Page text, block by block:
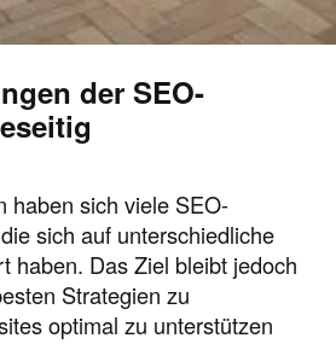
der SEO-
haben sich viele SEO-
sich auf unterschiedliche
haben. Das Ziel bleibt jedoch
Strategien zu
optimal zu unterstützen